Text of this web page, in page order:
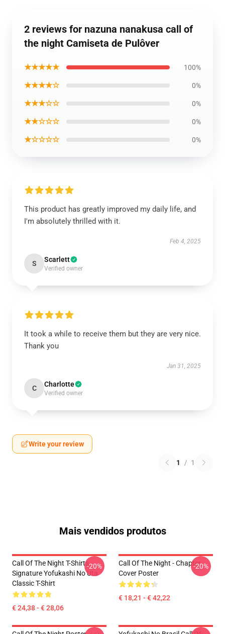
2 reviews for nazuna nanakusa call of
the night Camiseta de Pulôver
★★★★★ 100%
★★★★☆ 0%
★★★☆☆ 0%
★★☆☆☆ 0%
★☆☆☆☆ 0%
This product has greatly improved my daily life, and
I'm absolutely thrilled with it.
Feb 4, 2025
S Scarlett
Verified owner
It took a while to receive them but they are very nice.
Thank you
Jan 31, 2025
C Charlotte
Verified owner
Write your review
1 / 1
Mais vendidos produtos
Call Of The Night T-Shirts -
Signature Yofukashi No Uta
Classic T-Shirt
€ 24,38 - € 28,06
-20%
Call Of The Night - Chapter
Cover Poster
€ 18,21 - € 42,22
-20%